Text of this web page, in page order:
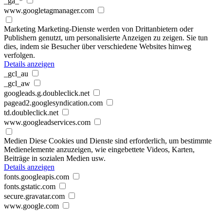
www.googletagmanager.com
Marketing Marketing-Dienste werden von Drittanbietern oder
Publishern genutzt, um personalisierte Anzeigen zu zeigen. Sie tun
dies, indem sie Besucher über verschiedene Websites hinweg
verfolgen.
Details anzeigen
_gcl_au
_gcl_aw
googleads.g.doubleclick.net
pagead2.googlesyndication.com
td.doubleclick.net
www.googleadservices.com
Medien Diese Cookies und Dienste sind erforderlich, um bestimmte
Medienelemente anzuzeigen, wie eingebettete Videos, Karten,
Beiträge in sozialen Medien usw.
Details anzeigen
fonts.googleapis.com
fonts.gstatic.com
secure.gravatar.com
www.google.com